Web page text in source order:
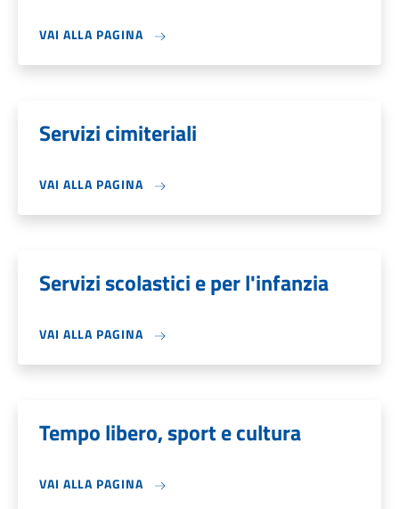
VAI ALLA PAGINA
Servizi cimiteriali
VAI ALLA PAGINA
Servizi scolastici e per l'infanzia
VAI ALLA PAGINA
Tempo libero, sport e cultura
VAI ALLA PAGINA